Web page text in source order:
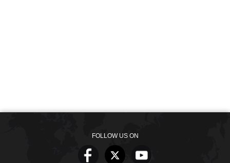
FOLLOW US ON